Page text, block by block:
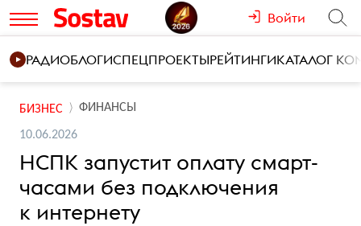
Войти
РАДИОБЛОГИСПЕЦПРОЕКТЫРЕЙТИНГИКАТАЛОГ
БИЗНЕС ФИНАНСЫ
10.06.2026
НСПК запустит оплату смарт-
часами без подключения
к интернету